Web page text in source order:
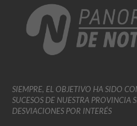
SIEMPRE, EL OBJETIVO HA SIDO
SUCESOS DE NUESTRA PROVINCIA
DESVIACIONES POR INTERÉS